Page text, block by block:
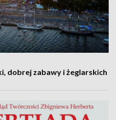
dobrej zabawy i żeglarskich